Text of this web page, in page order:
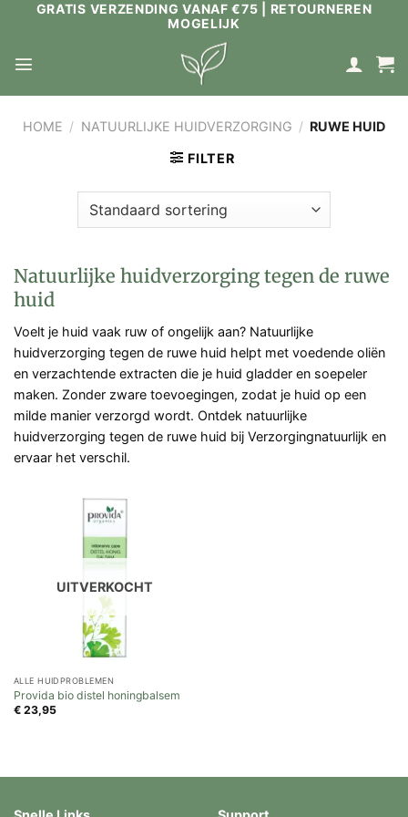
GRATIS VERZENDING VANAF €75 | RETOURNEREN
MOGELIJK
HOME / NATUURLIJKE HUIDVERZORGING / RUWE HUID
FILTER
Natuurlijke huidverzorging tegen de ruwe
huid
Voelt je huid vaak ruw of ongelijk aan? Natuurlijke
huidverzorging tegen de ruwe huid helpt met voedende oliën
en verzachtende extracten die je huid gladder en soepeler
maken. Zonder zware toevoegingen, zodat je huid op een
milde manier verzorgd wordt. Ontdek natuurlijke
huidverzorging tegen de ruwe huid bij Verzorgingnatuurlijk en
ervaar het verschil.
UITVERKOCHT
ALLE HUIDPROBLEMEN
Provida bio distel honingbalsem
€23,95